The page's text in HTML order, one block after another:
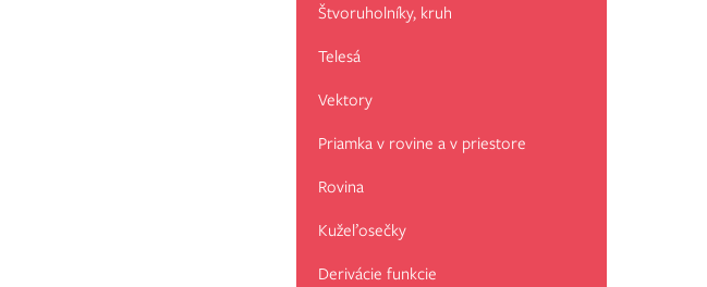
Štvoruholníky, kruh
Telesá
Vektory
Priamka v rovine a v priestore
Rovina
Kužeľosečky
Derivácie funkcie